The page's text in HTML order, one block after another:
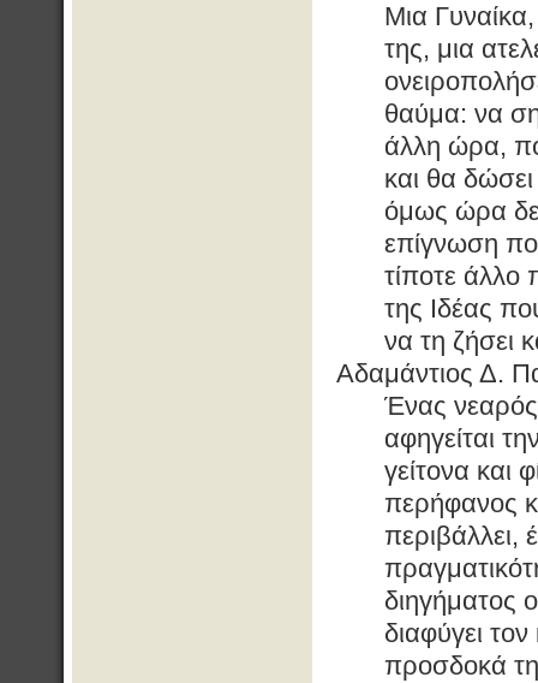
Μια
της, μια
θαύμα: να
άλλη ώρα,
και θα
όμως ώρα
επίγνωση
τίποτε άλλο
της Ιδέας
να τη ζήσει
Αδαμάντιος Δ.
Ένας νεαρός
αφηγείται
γείτονα
περήφανος
περιβάλλει,
διηγήματος
διαφύγει
προσδοκά